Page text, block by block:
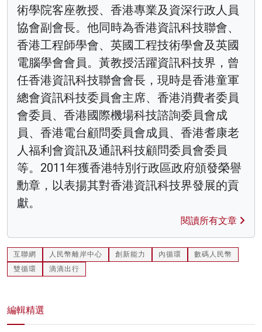
術學院客座教授、香港專業及資深行政人員
協會副會長。他同時為香港資訊科技聯會、
香港工程師學會、英國工程技術學會及英國
電腦學會會員。黃教授活躍資訊科技界，曾
任香港資訊科技聯會會長，現時是香港童軍
總會資訊科技委員會主席、香港消費者委員
會委員、香港國際機場科技諮詢委員會成
員、香港電台顧問委員會成員、香港耆康老
人福利會資訊及通訊科技顧問委員會委員
等。2011年獲香港特別行政區政府頒發榮譽
勳章，以表揚其對香港資訊科技界發展的貢
獻。
閱讀所有文章
互聯網 人民幣離岸中心 創新能力 內循環
數碼人民幣
雙循環
滴滴出行
編輯精選